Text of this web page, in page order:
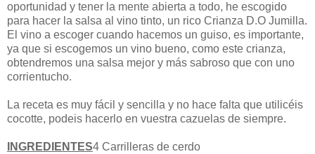
oportunidad y tener la mente abierta a todo, he escogido
para hacer la salsa al vino tinto, un rico Crianza D.O Jumilla.
El vino a escoger cuando hacemos un guiso, es importante,
ya que si escogemos un vino bueno, como este crianza,
obtendremos una salsa mejor y más sabroso que con uno
corrientucho.
La receta es muy fácil y sencilla y no hace falta que utilicéis
cocotte, podeis hacerlo en vuestra cazuelas de siempre.
INGREDIENTES4 Carrilleras de cerdo